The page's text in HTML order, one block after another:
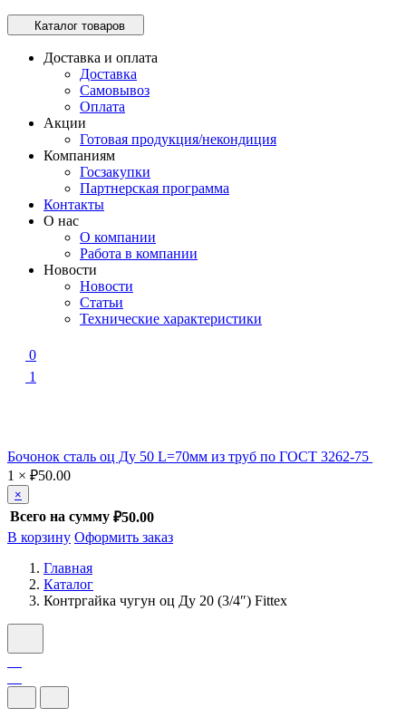
Каталог товаров
Доставка и оплата
Доставка
Самовывоз
Оплата
Акции
Готовая продукция/некондиция
Компаниям
Госзакупки
Партнерская программа
Контакты
О нас
О компании
Работа в компании
Новости
Новости
Статьи
Технические характеристики
0
1
Бочонок сталь оц Ду 50 L=70мм из труб по ГОСТ 3262-75
1 × ₽50.00
×
Всего на сумму ₽50.00
В корзину Оформить заказ
Главная
Каталог
Контргайка чугун оц Ду 20 (3/4″) Fittex